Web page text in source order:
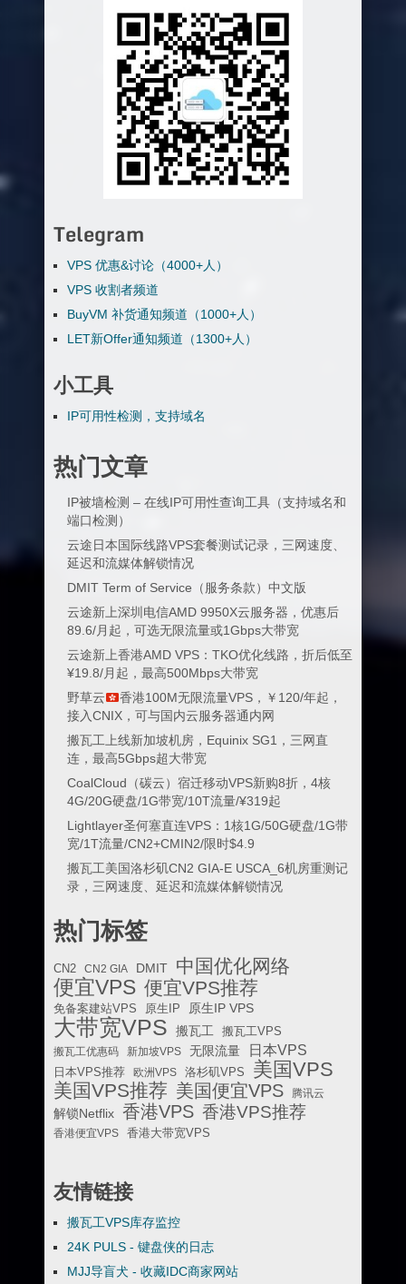
Telegram
VPS 优惠&讨论（4000+人）
VPS 收割者频道
BuyVM 补货通知频道（1000+人）
LET新Offer通知频道（1300+人）
小工具
IP可用性检测，支持域名
热门文章
IP被墙检测 – 在线IP可用性查询工具（支持域名和
端口检测）
云途日本国际线路VPS套餐测试记录，三网速度、
延迟和流媒体解锁情况
DMIT Term of Service（服务条款）中文版
云途新上深圳电信AMD 9950X云服务器，优惠后
89.6/月起，可选无限流量或1Gbps大带宽
云途新上香港AMD VPS：TKO优化线路，折后低至
¥19.8/月起，最高500Mbps大带宽
野草云
香港100M无限流量VPS，￥120/年起，
接入CNIX，可与国内云服务器通内网
搬瓦工上线新加坡机房，Equinix SG1，三网直
连，最高5Gbps超大带宽
CoalCloud（碳云）宿迁移动VPS新购8折，4核
4G/20G硬盘/1G带宽/10T流量/¥319起
Lightlayer圣何塞直连VPS：1核1G/50G硬盘/1G带
宽/1T流量/CN2+CMIN2/限时$4.9
搬瓦工美国洛杉矶CN2 GIA-E USCA_6机房重测记
录，三网速度、延迟和流媒体解锁情况
热门标签
CN2 CN2 GIA DMIT 中国优化网络
便宜VPS 便宜VPS推荐
免备案建站VPS 原生IP 原生IP VPS
大带宽VPS 搬瓦工
搬瓦工VPS
搬瓦工优惠码
新加坡VPS 无限流量 日本VPS
日本VPS推荐 欧洲VPS 洛杉矶VPS 美国VPS
美国VPS推荐 美国便宜VPS 腾讯云
解锁Netflix 香港VPS 香港VPS推荐
香港便宜VPS 香港大带宽VPS
友情链接
搬瓦工VPS库存监控
24K PULS - 键盘侠的日志
MJJ导盲犬 - 收藏IDC商家网站